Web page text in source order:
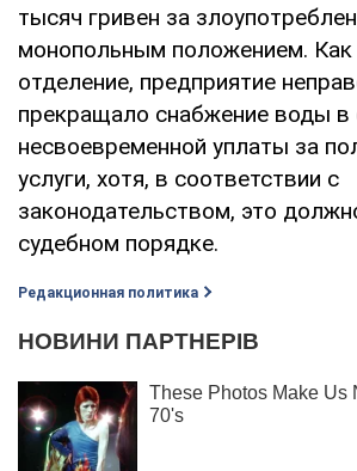
тысяч гривен за
монопольным положением. Как
отделение, предприятие
прекращало снабжение воды в
несвоевременной уплаты за
услуги, хотя, в соответствии с
законодательством, это
судебном порядке.
Редакционная политика